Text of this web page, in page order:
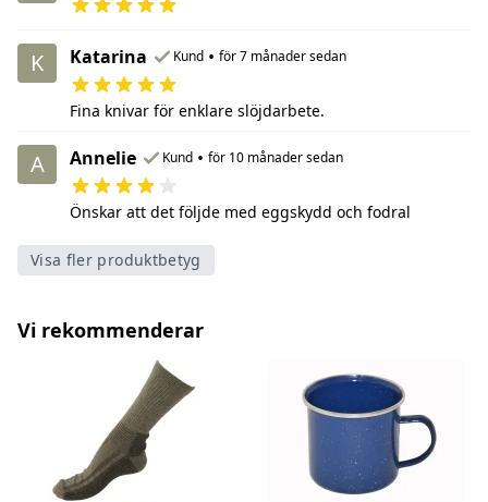
K Katarina Kund • för 7 månader sedan
Fina knivar för enklare slöjdarbete.
A Annelie Kund • för 10 månader sedan
Önskar att det följde med eggskydd och fodral
Visa fler produktbetyg
Vi rekommenderar